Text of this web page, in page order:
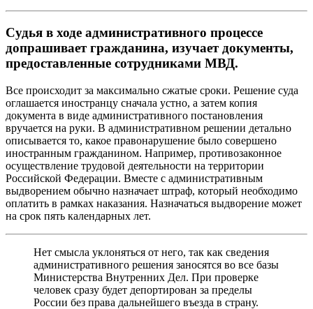
Судья в ходе административного процессе
допрашивает гражданина, изучает документы,
предоставленные сотрудниками МВД.
Все происходит за максимально сжатые сроки. Решение суда
оглашается иностранцу сначала устно, а затем копия
документа в виде административного постановления
вручается на руки. В административном решении детально
описывается то, какое правонарушение было совершено
иностранным гражданином. Например, противозаконное
осуществление трудовой деятельности на территории
Российской Федерации. Вместе с административным
выдворением обычно назначает штраф, который необходимо
оплатить в рамках наказания. Назначаться выдворение может
на срок пять календарных лет.
Нет смысла уклоняться от него, так как сведения
административного решения заносятся во все базы
Министерства Внутренних Дел. При проверке
человек сразу будет депортирован за пределы
России без права дальнейшего въезда в страну.